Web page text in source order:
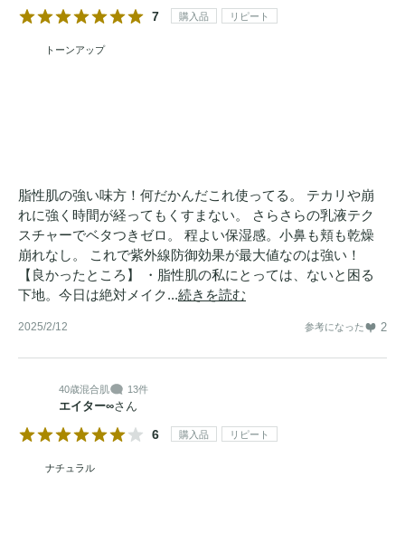
7 購入品 リピート
トーンアップ
脂性肌の強い味方！何だかんだこれ使ってる。 テカリや崩
れに強く時間が経ってもくすまない。 さらさらの乳液テク
スチャーでベタつきゼロ。 程よい保湿感。小鼻も頬も乾燥
崩れなし。 これで紫外線防御効果が最大値なのは強い！
【良かったところ】 ・脂性肌の私にとっては、ないと困る
下地。今日は絶対メイク...続きを読む
2025/2/12 参考になった 2
40歳混合肌 13件
エイター∞さん
6 購入品 リピート
ナチュラル